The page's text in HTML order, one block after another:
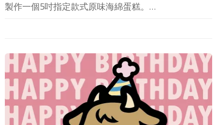
製作一個5吋指定款式原味海綿蛋糕。…